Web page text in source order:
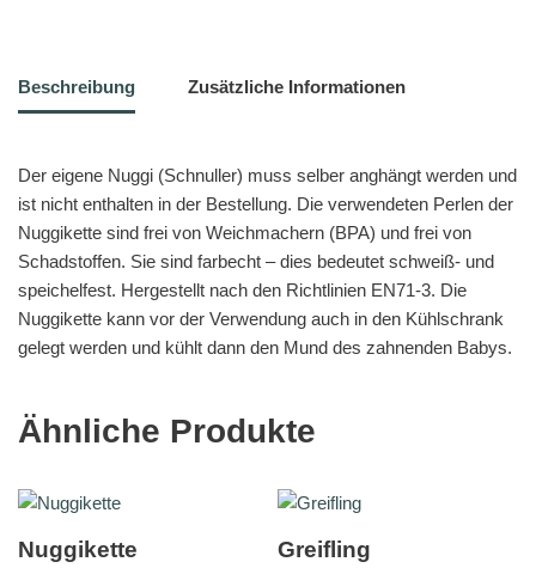
Beschreibung Zusätzliche Informationen
Der eigene Nuggi (Schnuller) muss selber anghängt werden und
ist nicht enthalten in der Bestellung. Die verwendeten Perlen der
Nuggikette sind frei von Weichmachern (BPA) und frei von
Schadstoffen. Sie sind farbecht – dies bedeutet schweiß- und
speichelfest. Hergestellt nach den Richtlinien EN71-3. Die
Nuggikette kann vor der Verwendung auch in den Kühlschrank
gelegt werden und kühlt dann den Mund des zahnenden Babys.
Ähnliche Produkte
Nuggikette Greifling